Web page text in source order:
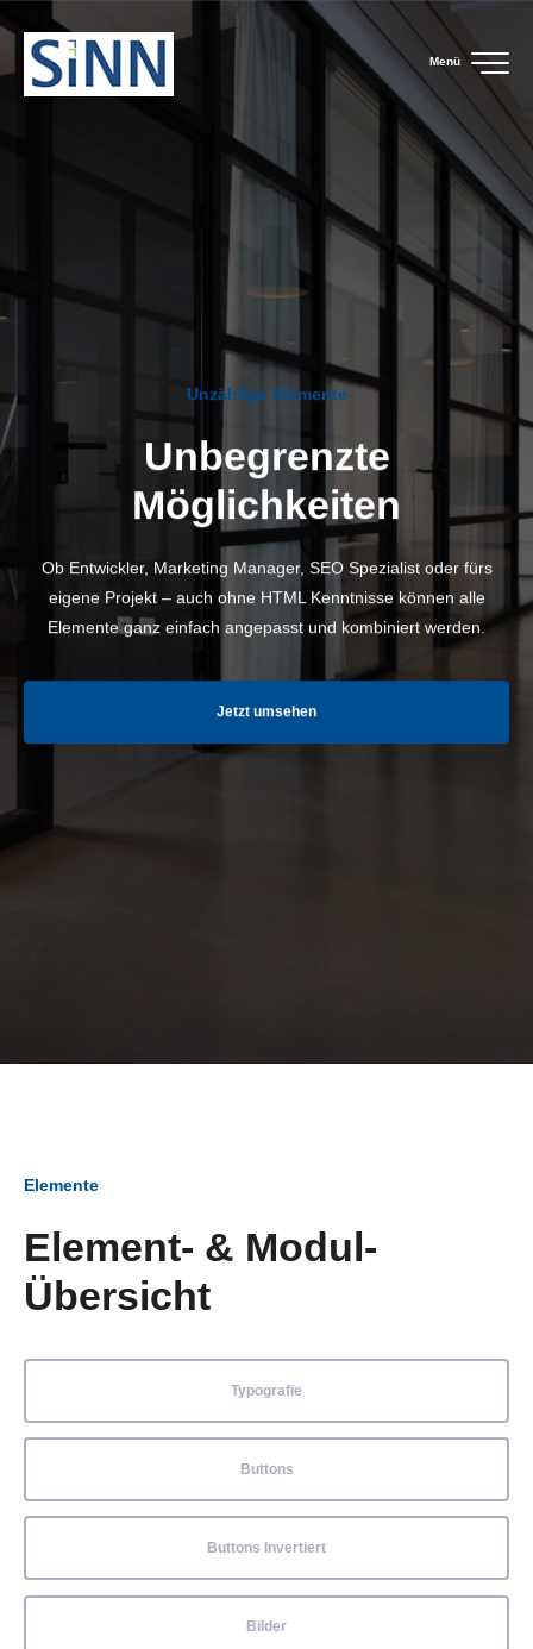
Menü
Unzählige Elemente
Unbegrenzte
Möglichkeiten
Ob Entwickler, Marketing Manager, SEO Spezialist oder fürs
eigene Projekt – auch ohne HTML Kenntnisse können alle
Elemente ganz einfach angepasst und kombiniert werden.
Jetzt umsehen
Elemente
Element- & Modul-
Übersicht
Typografie
Buttons
Buttons Invertiert
Bilder